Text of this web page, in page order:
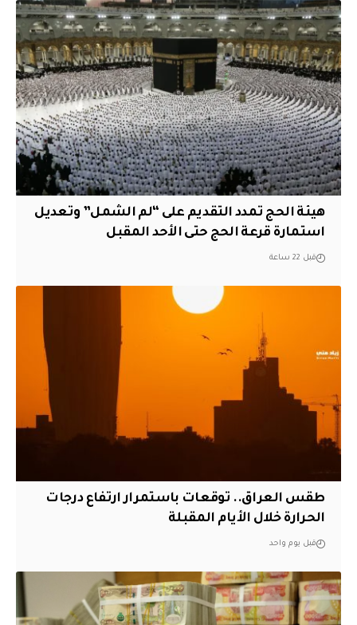
هيئة الحج تمدد التقديم على “لم الشمل” وتعديل
استمارة قرعة الحج حتى الأحد المقبل
قبل 22 ساعة
طقس العراق.. توقعات باستمرار ارتفاع درجات
الحرارة خلال الأيام المقبلة
قبل يوم واحد